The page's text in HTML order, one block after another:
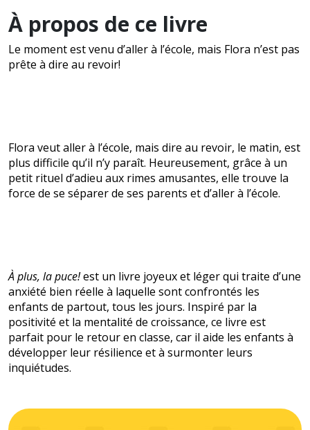
À propos de ce livre
Le moment est venu d’aller à l’école, mais Flora n’est pas
prête à dire au revoir!
Flora veut aller à l’école, mais dire au revoir, le matin, est
plus difficile qu’il n’y paraît. Heureusement, grâce à un
petit rituel d’adieu aux rimes amusantes, elle trouve la
force de se séparer de ses parents et d’aller à l’école.
À plus, la puce!est un livre joyeux et léger qui traite d’une
anxiété bien réelle à laquelle sont confrontés les
enfants de partout, tous les jours. Inspiré par la
positivité et la mentalité de croissance, ce livre est
parfait pour le retour en classe, car il aide les enfants à
développer leur résilience et à surmonter leurs
inquiétudes.